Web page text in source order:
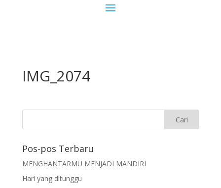
IMG_2074
Pos-pos Terbaru
MENGHANTARMU MENJADI MANDIRI
Hari yang ditunggu